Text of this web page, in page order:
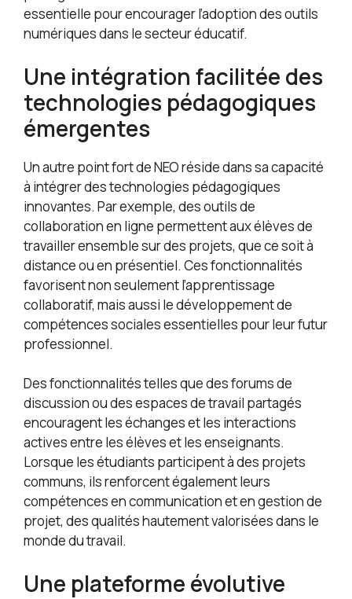
essentielle pour encourager l’adoption des outils
numériques dans le secteur éducatif.
Une intégration facilitée des
technologies pédagogiques
émergentes
Un autre point fort de NEO réside dans sa capacité
à intégrer des technologies pédagogiques
innovantes. Par exemple, des outils de
collaboration en ligne permettent aux élèves de
travailler ensemble sur des projets, que ce soit à
distance ou en présentiel. Ces fonctionnalités
favorisent non seulement l’apprentissage
collaboratif, mais aussi le développement de
compétences sociales essentielles pour leur futur
professionnel.
Des fonctionnalités telles que des forums de
discussion ou des espaces de travail partagés
encouragent les échanges et les interactions
actives entre les élèves et les enseignants.
Lorsque les étudiants participent à des projets
communs, ils renforcent également leurs
compétences en communication et en gestion de
projet, des qualités hautement valorisées dans le
monde du travail.
Une plateforme évolutive